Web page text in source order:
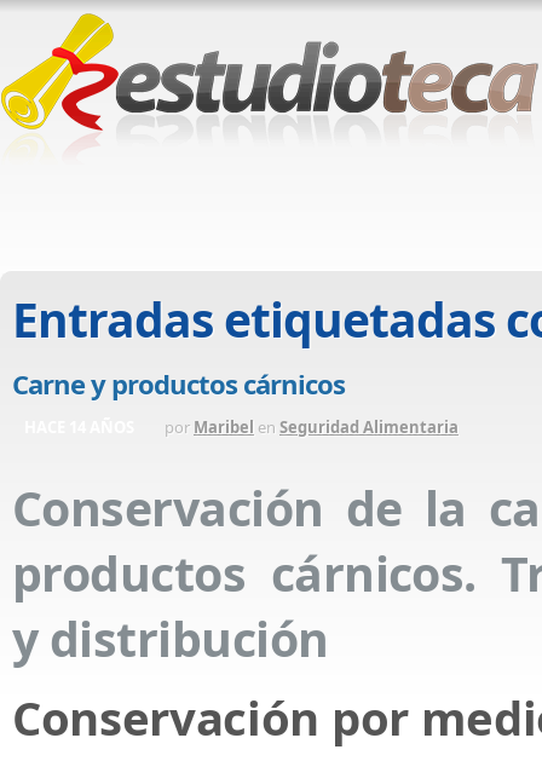
Entradas etiquetadas
Carne y productos cárnicos
por Maribel en Seguridad Alimentaria
Conservación de la
productos cárnicos.
y distribución
Conservación por